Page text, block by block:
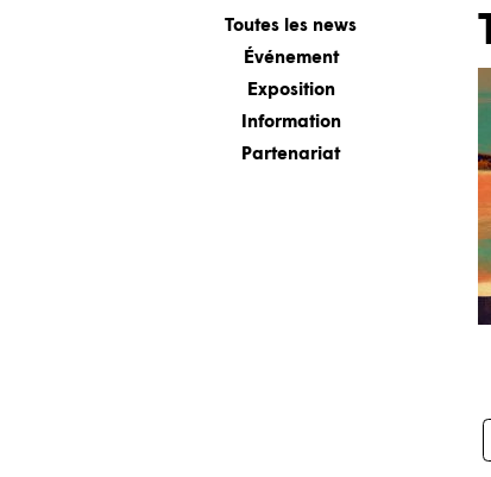
Numéros
Toutes les news
Événement
Exposition
Information
Partenariat